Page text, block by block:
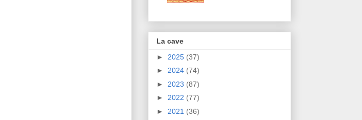
La cave
► 2025 (37)
► 2024 (74)
► 2023 (87)
► 2022 (77)
► 2021 (36)